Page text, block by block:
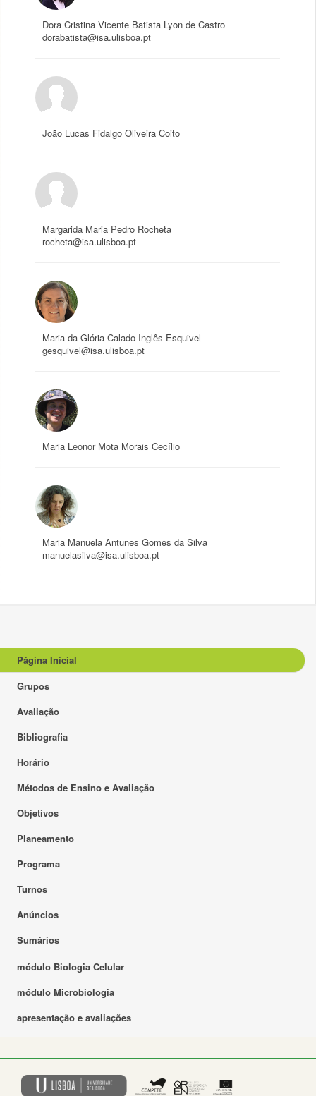
Dora Cristina Vicente Batista Lyon de Castro
dorabatista@isa.ulisboa.pt
João Lucas Fidalgo Oliveira Coito
Margarida Maria Pedro Rocheta
rocheta@isa.ulisboa.pt
Maria da Glória Calado Inglês Esquivel
gesquivel@isa.ulisboa.pt
Maria Leonor Mota Morais Cecílio
Maria Manuela Antunes Gomes da Silva
manuelasilva@isa.ulisboa.pt
Página Inicial
Grupos
Avaliação
Bibliografia
Horário
Métodos de Ensino e Avaliação
Objetivos
Planeamento
Programa
Turnos
Anúncios
Sumários
módulo Biologia Celular
módulo Microbiologia
apresentação e avaliações